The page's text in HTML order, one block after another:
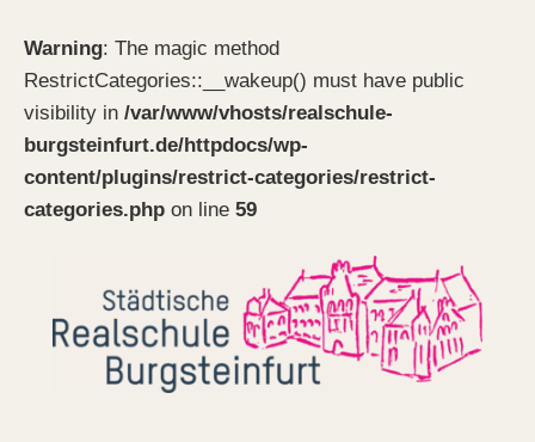
Warning: The magic method
RestrictCategories::__wakeup() must have public
visibility in /var/www/vhosts/realschule-
burgsteinfurt.de/httpdocs/wp-
content/plugins/restrict-categories/restrict-
categories.php on line 59